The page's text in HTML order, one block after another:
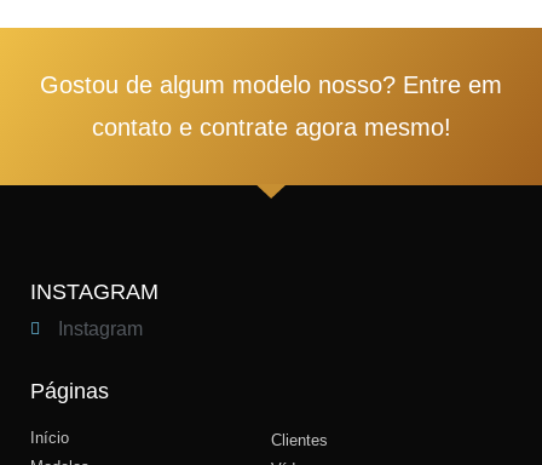
Gostou de algum modelo nosso? Entre em
contato e contrate agora mesmo!
INSTAGRAM
Instagram
Páginas
Início
Clientes